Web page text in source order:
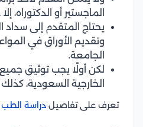
الماجستير أو الدكتوراه،
يحتاج المتقدم إلى سداد
وتقديم الأوراق في
الجامعة.
لكن أولًا يجب توثيق جميع
الخارجية السعودية،
تعرف على تفاصيل دراسة